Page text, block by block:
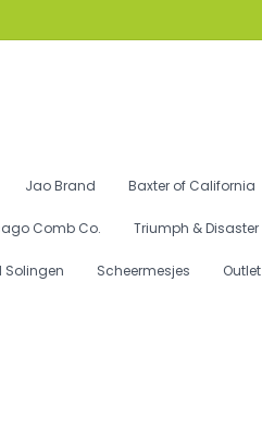
Jao Brand Baxter of California
Comb Co. Triumph & Disaster
Solingen Scheermesjes Outlet